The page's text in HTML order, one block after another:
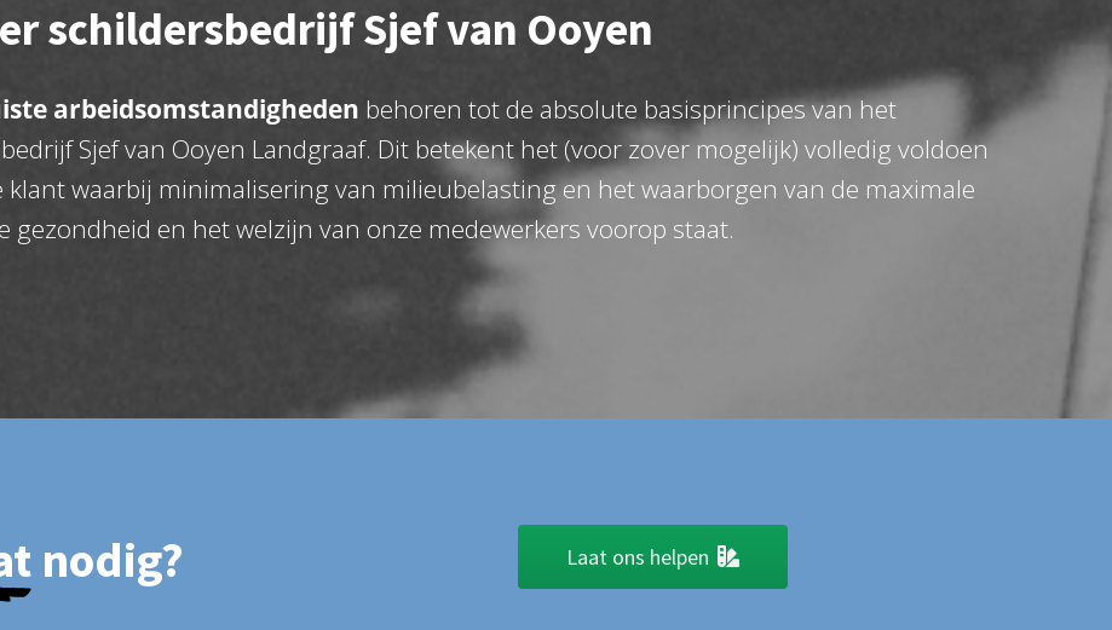
schildersbedrijf Sjef van Ooyen
arbeidsomstandigheden behoren tot de absolute basisprincipes van het
Sjef van Ooyen Landgraaf. Dit betekent het (voor zover mogelijk) volledig voldoen
klant waarbij minimalisering van milieubelasting en het waarborgen van de maximale
gezondheid en het welzijn van onze medewerkers voorop staat.
nodig? Laat ons helpen